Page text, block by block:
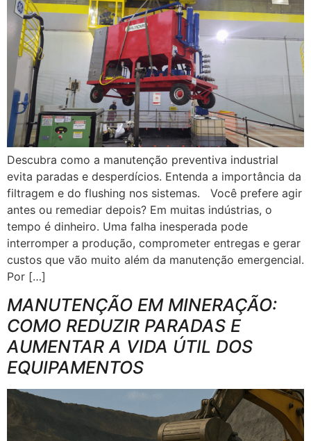
Descubra como a manutenção preventiva industrial
evita paradas e desperdícios. Entenda a importância da
filtragem e do flushing nos sistemas. Você prefere agir
antes ou remediar depois? Em muitas indústrias, o
tempo é dinheiro. Uma falha inesperada pode
interromper a produção, comprometer entregas e gerar
custos que vão muito além da manutenção emergencial.
Por […]
MANUTENÇÃO EM MINERAÇÃO:
COMO REDUZIR PARADAS E
AUMENTAR A VIDA ÚTIL DOS
EQUIPAMENTOS